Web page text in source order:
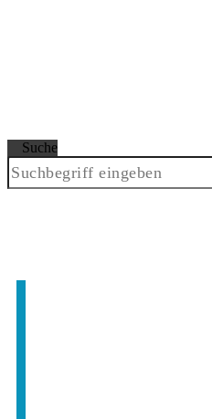
Suche